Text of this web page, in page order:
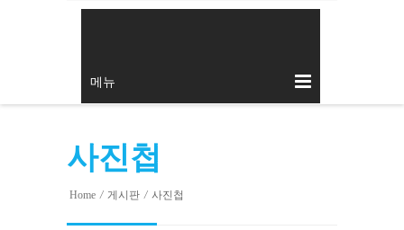
메뉴
사진첩
Home / 게시판 / 사진첩